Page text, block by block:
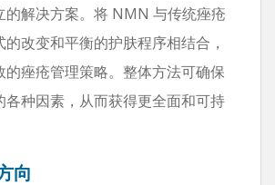
的解决方案。将 NMN 与传统痤疮
改变和平衡的护肤程序相结合，
的痤疮管理策略。整体方法可确保
各种因素，从而获得更全面和可持
向